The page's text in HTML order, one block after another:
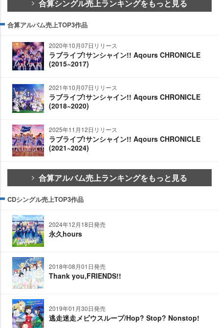
合算シングル売上ランキングをもっと見る
合算アルバム売上TOP3作品
2020年10月07日リリース
ラブライブ!サンシャイン!! Aqours CHRONICLE
(2015~2017)
2021年10月07日リリース
ラブライブ!サンシャイン!! Aqours CHRONICLE
(2018~2020)
2025年11月12日リリース
ラブライブ!サンシャイン!! Aqours CHRONICLE
(2021~2024)
合算アルバム売上ランキングをもっと見る
CDシングル売上TOP3作品
2024年12月18日発売
永久hours
2018年08月01日発売
Thank you,FRIENDS!!
2019年01月30日発売
逃走迷走メビウスループ/Hop? Stop? Nonstop!